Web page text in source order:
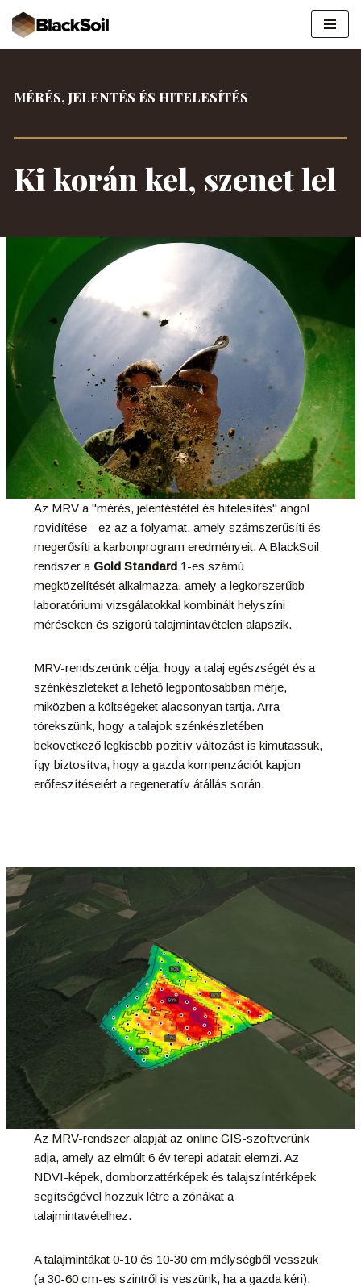
MÉRÉS, JELENTÉS ÉS HITELESÍTÉS
Ki korán kel, szenet lel
Az MRV a "mérés, jelentéstétel és hitelesítés" angol
rövidítése - ez az a folyamat, amely számszerűsíti és
megerősíti a karbonprogram eredményeit. A BlackSoil
rendszer a Gold Standard 1-es számú
megközelítését alkalmazza, amely a legkorszerűbb
laboratóriumi vizsgálatokkal kombinált helyszíni
méréseken és szigorú talajmintavételen alapszik.
MRV-rendszerünk célja, hogy a talaj egészségét és a
szénkészleteket a lehető legpontosabban mérje,
miközben a költségeket alacsonyan tartja. Arra
törekszünk, hogy a talajok szénkészletében
bekövetkező legkisebb pozitív változást is kimutassuk,
így biztosítva, hogy a gazda kompenzációt kapjon
erőfeszítéseiért a regeneratív átállás során.
Az MRV-rendszer alapját az online GIS-szoftverünk
adja, amely az elmúlt 6 év terepi adatait elemzi. Az
NDVI-képek, domborzattérképek és talajszíntérképek
segítségével hozzuk létre a zónákat a
talajmintavételhez.
A talajmintákat 0-10 és 10-30 cm mélységből vesszük
(a 30-60 cm-es szintről is veszünk, ha a gazda kéri).